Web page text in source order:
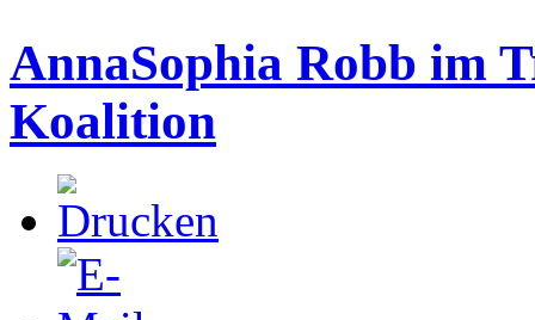
AnnaSophia Robb im
Koalition